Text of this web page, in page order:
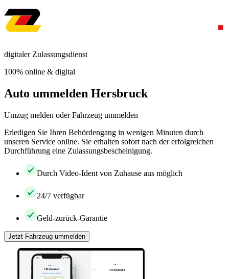
digitaler Zulassungsdienst
100% online & digital
Auto ummelden Hersbruck
Umzug melden oder Fahrzeug ummelden
Erledigen Sie Ihren Behördengang in wenigen Minuten durch
unseren Service online. Sie erhalten sofort nach der erfolgreichen
Durchführung eine Zulassungsbescheinigung.
Durch Video-Ident von Zuhause aus möglich
24/7 verfügbar
Geld-zurück-Garantie
Jetzt Fahrzeug ummelden